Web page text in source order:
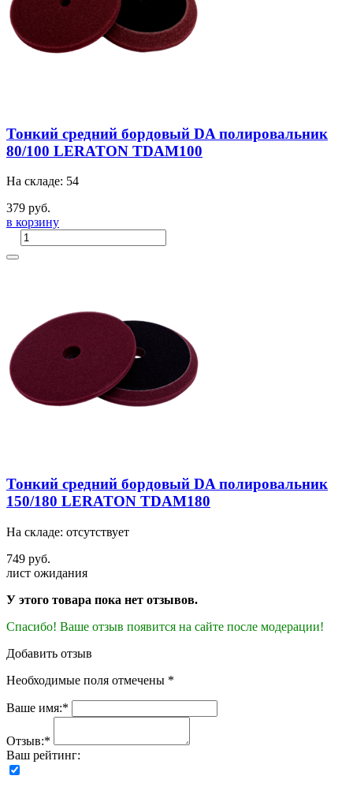
Тонкий средний бордовый DA полировальник
80/100 LERATON TDAM100
На складе: 54
379 руб.
в корзину
Тонкий средний бордовый DA полировальник
150/180 LERATON TDAM180
На складе: отсутствует
749 руб.
лист ожидания
У этого товара пока нет отзывов.
Спасибо! Ваше отзыв появится на сайте после модерации!
Добавить отзыв
Необходимые поля отмечены *
Ваше имя:*
Отзыв:*
Ваш рейтинг: